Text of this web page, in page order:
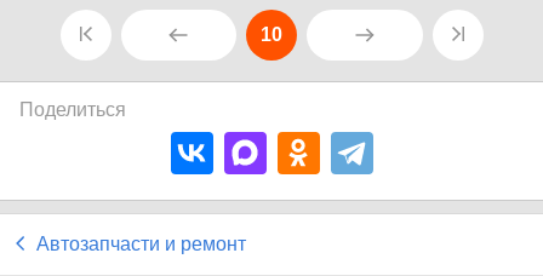
10
Поделиться
Автозапчасти и ремонт